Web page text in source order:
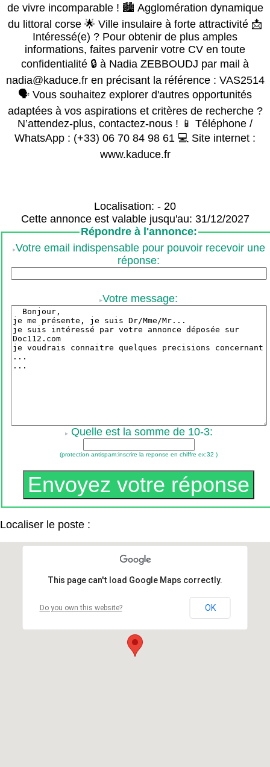
de vivre incomparable ! 🏙️ Agglomération dynamique
du littoral corse 🌟 Ville insulaire à forte attractivité 📩
Intéressé(e) ? Pour obtenir de plus amples
informations, faites parvenir votre CV en toute
confidentialité 🔒 à Nadia ZEBBOUDJ par mail à
nadia@kaduce.fr en précisant la référence : VAS2514
🗣️ Vous souhaitez explorer d'autres opportunités
adaptées à vos aspirations et critères de recherche ?
N’attendez-plus, contactez-nous ! 📱 Téléphone /
WhatsApp : (+33) 06 70 84 98 61 💻 Site internet :
www.kaduce.fr
Localisation: - 20
Cette annonce est valable jusqu'au: 31/12/2027
Répondre à l'annonce:
Votre email indispensable pour pouvoir recevoir une
réponse:
Votre message:
Quelle est la somme de 10-3:
(protection antispam:inscrire la reponse en chiffre ex:32 )
Localiser le poste :
This page can't load Google Maps correctly.
Do you own this website? OK